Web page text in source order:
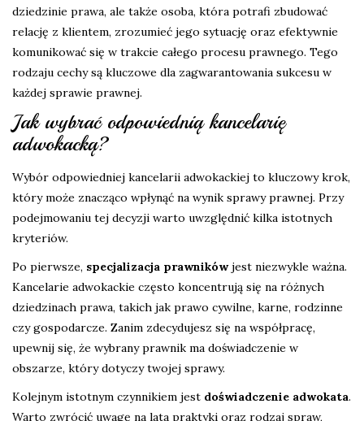
dziedzinie prawa, ale także osoba, która potrafi zbudować
relację z klientem, zrozumieć jego sytuację oraz efektywnie
komunikować się w trakcie całego procesu prawnego. Tego
rodzaju cechy są kluczowe dla zagwarantowania sukcesu w
każdej sprawie prawnej.
Jak wybrać odpowiednią kancelarię
adwokacką?
Wybór odpowiedniej kancelarii adwokackiej to kluczowy krok,
który może znacząco wpłynąć na wynik sprawy prawnej. Przy
podejmowaniu tej decyzji warto uwzględnić kilka istotnych
kryteriów.
Po pierwsze, specjalizacja prawnikówjest niezwykle ważna.
Kancelarie adwokackie często koncentrują się na różnych
dziedzinach prawa, takich jak prawo cywilne, karne, rodzinne
czy gospodarcze. Zanim zdecydujesz się na współpracę,
upewnij się, że wybrany prawnik ma doświadczenie w
obszarze, który dotyczy twojej sprawy.
Kolejnym istotnym czynnikiem jest doświadczenie adwokata.
Warto zwrócić uwagę na lata praktyki oraz rodzaj spraw,